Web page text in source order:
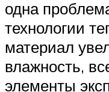
одна
технологии
материал
влажность,
элементы